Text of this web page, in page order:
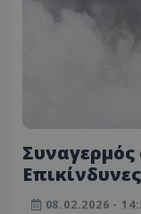
υγρά
08.02.2026 -